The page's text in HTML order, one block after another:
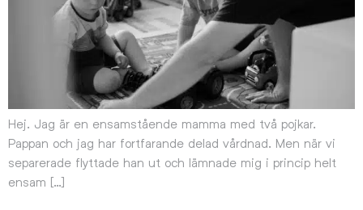
Hej. Jag är en ensamstående mamma med två pojkar.
Pappan och jag har fortfarande delad vårdnad. Men när vi
separerade flyttade han ut och lämnade mig i princip helt
ensam […]